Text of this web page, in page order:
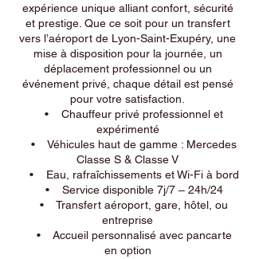
expérience unique alliant confort, sécurité
et prestige. Que ce soit pour un transfert
vers l’aéroport de Lyon-Saint-Exupéry, une
mise à disposition pour la journée, un
déplacement professionnel ou un
événement privé, chaque détail est pensé
pour votre satisfaction.
• Chauffeur privé professionnel et
expérimenté
• Véhicules haut de gamme : Mercedes
Classe S & Classe V
• Eau, rafraîchissements et Wi-Fi à bord
• Service disponible 7j/7 – 24h/24
• Transfert aéroport, gare, hôtel, ou
entreprise
• Accueil personnalisé avec pancarte
en option